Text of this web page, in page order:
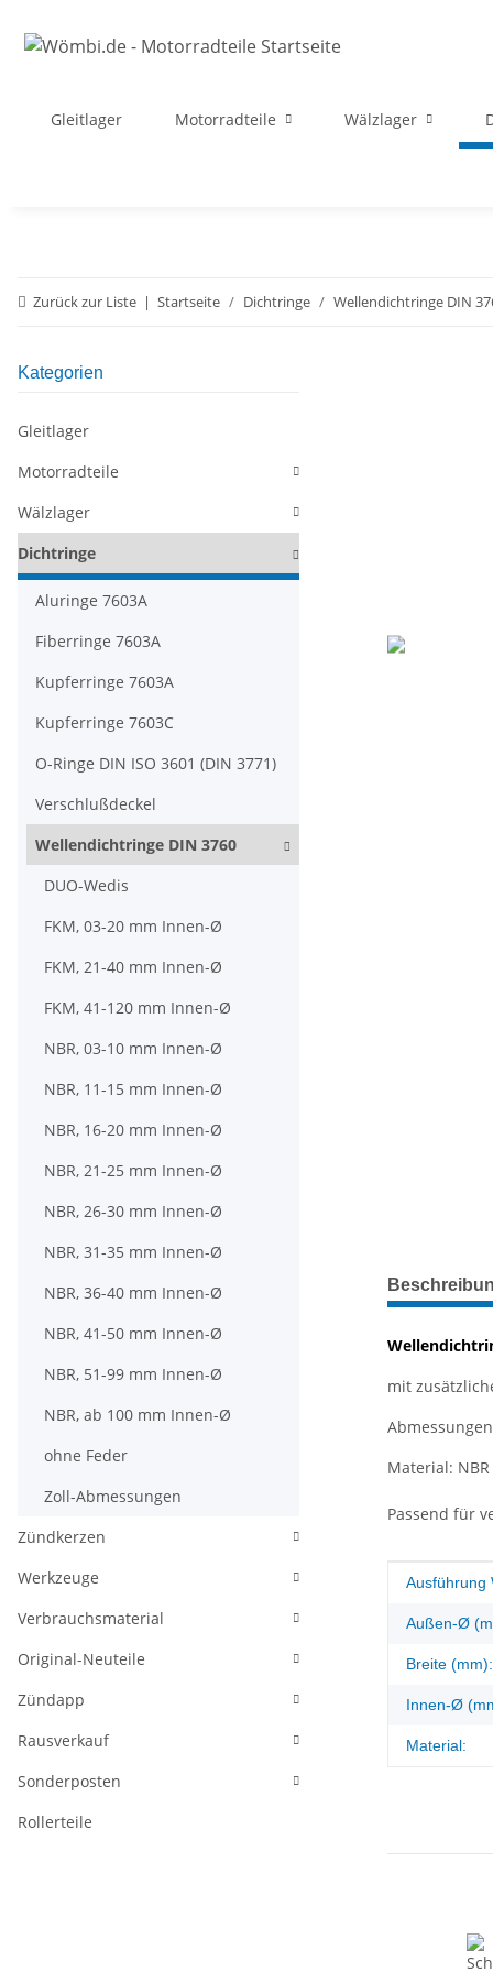
Gleitlager Motorradteile Wälzlager
Zurück zur Liste Startseite Dichtringe Wellendichtringe DIN
weitere
mit
Material:
Passend für
Wert
Ausführung
Außen-Ø
Breite (mm):
Innen-Ø
Material:
Kategorien
Gleitlager
Motorradteile
Wälzlager
Dichtringe
Aluringe 7603A
Fiberringe 7603A
Kupferringe 7603A
Kupferringe 7603C
O-Ringe DIN ISO 3601 (DIN 3771)
Verschlußdeckel
Wellendichtringe DIN 3760
DUO-Wedis
FKM, 03-20 mm Innen-Ø
FKM, 21-40 mm Innen-Ø
FKM, 41-120 mm Innen-Ø
NBR, 03-10 mm Innen-Ø
NBR, 11-15 mm Innen-Ø
NBR, 16-20 mm Innen-Ø
NBR, 21-25 mm Innen-Ø
NBR, 26-30 mm Innen-Ø
NBR, 31-35 mm Innen-Ø
NBR, 36-40 mm Innen-Ø
NBR, 41-50 mm Innen-Ø
NBR, 51-99 mm Innen-Ø
NBR, ab 100 mm Innen-Ø
ohne Feder
Zoll-Abmessungen
Zündkerzen
Werkzeuge
Verbrauchsmaterial
Original-Neuteile
Zündapp
Rausverkauf
Sonderposten
Rollerteile